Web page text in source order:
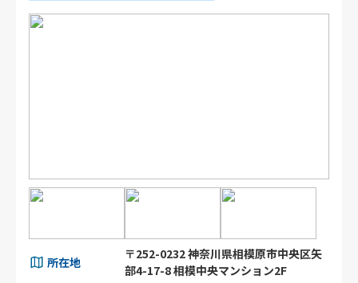
所在地
〒252-0232 神奈川県相模原市中央区矢
部4-17-8 相模中央マンション2F